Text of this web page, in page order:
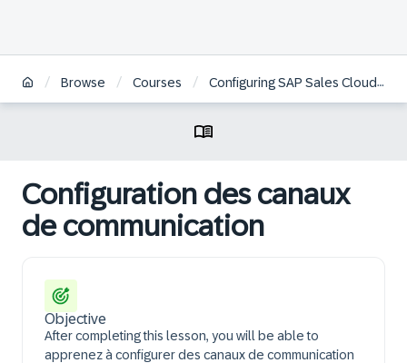
/ Browse / Courses / Configuring SAP Sales Cloud Version 2 | FR
Configuration des canaux
de communication
Objective
After completing this lesson, you will be able to
apprenez à configurer des canaux de communication